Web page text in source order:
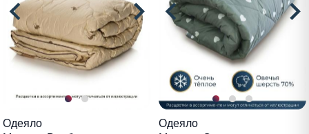
Одеяло
Одеяло